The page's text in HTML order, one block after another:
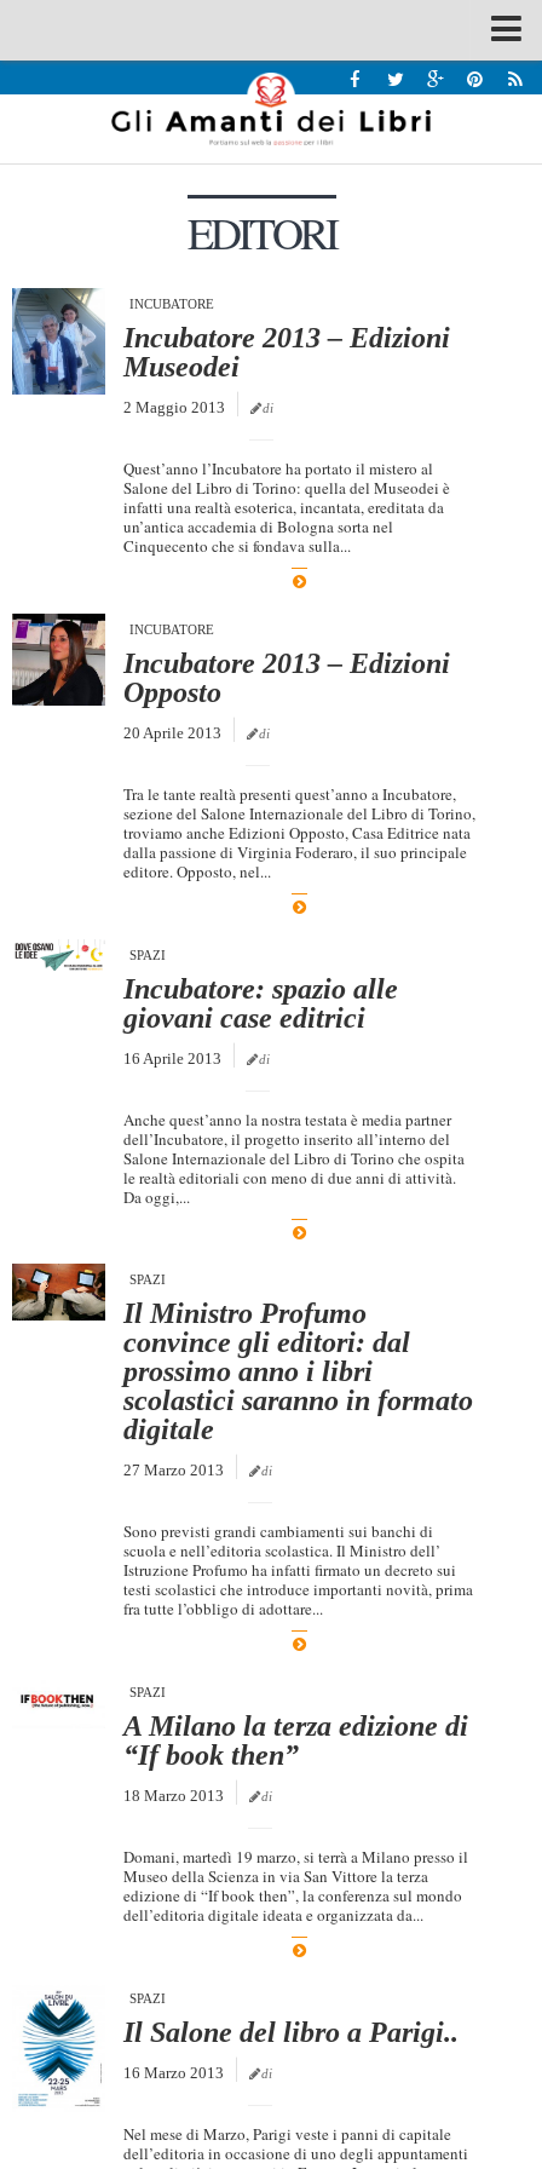
Recensioni
Interviste & Incontri
Chi siamo
Contatti
Eventi
Rassegna Stampa
Archivio
Autori
Partnership
Giallo Stresa
Tabù Festival 2014
A Tutto Volume
Salone di Torino
EDITORI
INCUBATORE
Incubatore 2013 – Edizioni
Museodei
2 Maggio 2013 di
Quest’anno l’Incubatore ha portato il mistero al
Salone del Libro di Torino: quella del Museodei è
infatti una realtà esoterica, incantata, ereditata da
un’antica accademia di Bologna sorta nel
Cinquecento che si fondava sulla...
INCUBATORE
Incubatore 2013 – Edizioni
Opposto
20 Aprile 2013 di
Tra le tante realtà presenti quest’anno a Incubatore,
sezione del Salone Internazionale del Libro di Torino,
troviamo anche Edizioni Opposto, Casa Editrice nata
dalla passione di Virginia Foderaro, il suo principale
editore. Opposto, nel...
SPAZI
Incubatore: spazio alle
giovani case editrici
16 Aprile 2013 di
Anche quest’anno la nostra testata è media partner
dell’Incubatore, il progetto inserito all’interno del
Salone Internazionale del Libro di Torino che ospita
le realtà editoriali con meno di due anni di attività.
Da oggi,...
SPAZI
Il Ministro Profumo
convince gli editori: dal
prossimo anno i libri
scolastici saranno in formato
digitale
27 Marzo 2013 di
Sono previsti grandi cambiamenti sui banchi di
scuola e nell’editoria scolastica. Il Ministro dell’
Istruzione Profumo ha infatti firmato un decreto sui
testi scolastici che introduce importanti novità, prima
fra tutte l’obbligo di adottare...
SPAZI
A Milano la terza edizione di
“If book then”
18 Marzo 2013 di
Domani, martedì 19 marzo, si terrà a Milano presso il
Museo della Scienza in via San Vittore la terza
edizione di “If book then”, la conferenza sul mondo
dell’editoria digitale ideata e organizzata da...
SPAZI
Il Salone del libro a Parigi..
16 Marzo 2013 di
Nel mese di Marzo, Parigi veste i panni di capitale
dell’editoria in occasione di uno degli appuntamenti